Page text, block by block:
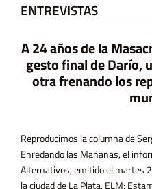
ENTREVISTAS
A 24 años de la
gesto final de Darío,
otra frenando los
Reproducimos la columna de
Enredando las Mañanas, el
Alternativos, emitido el martes
la ciudad de La Plata. ELM: